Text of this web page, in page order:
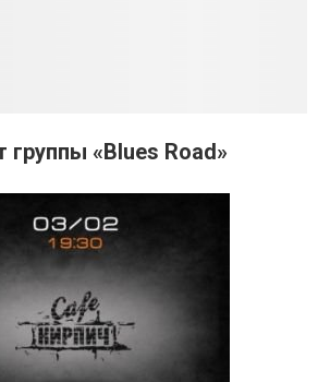
группы «Blues Road»